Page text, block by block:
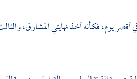
يوم، فكأنه أخذ نهايتي المشارق،